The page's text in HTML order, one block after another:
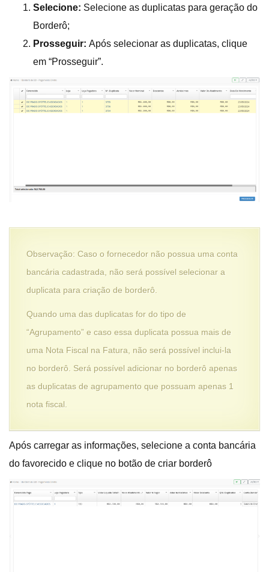
Selecione: Selecione as duplicatas para geração do
Borderô;
Prosseguir: Após selecionar as duplicatas, clique
em “Prosseguir”.
Observação: Caso o fornecedor não possua uma conta
bancária cadastrada, não será possível selecionar a
duplicata para criação de borderô.
Quando uma das duplicatas for do tipo de
“Agrupamento” e caso essa duplicata possua mais de
uma Nota Fiscal na Fatura, não será possível inclui-la
no borderô. Será possível adicionar no borderô apenas
as duplicatas de agrupamento que possuam apenas 1
nota fiscal.
Após carregar as informações, selecione a conta bancária
do favorecido e clique no botão de criar borderô